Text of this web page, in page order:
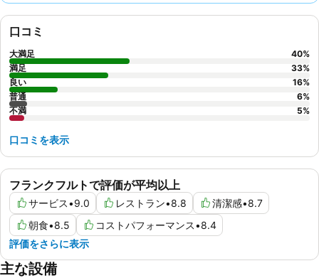
フランクフルトで評価が平均以上
サービス•9.0 レストラン•8.8 清潔感•8.7
朝食•8.5 コストパフォーマンス•8.4
評価をさらに表示
口コミ
大満足 40%
満足
33%
良い
16%
普通
6%
不満
5%
口コミを表示
主な設備